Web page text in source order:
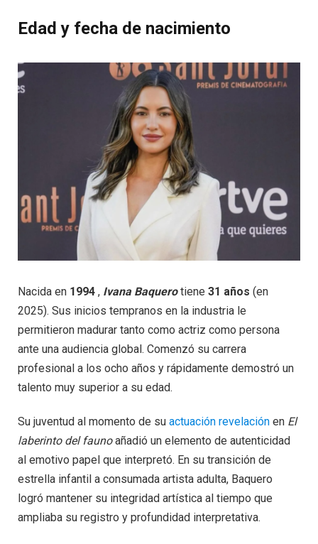
Edad y fecha de nacimiento
Nacida en 1994 , Ivana Baquerotiene 31 años (en
2025). Sus inicios tempranos en la industria le
permitieron madurar tanto como actriz como persona
ante una audiencia global. Comenzó su carrera
profesional a los ocho años y rápidamente demostró un
talento muy superior a su edad.
Su juventud al momento de su actuación revelación en El
laberinto del faunoañadió un elemento de autenticidad
al emotivo papel que interpretó. En su transición de
estrella infantil a consumada artista adulta, Baquero
logró mantener su integridad artística al tiempo que
ampliaba su registro y profundidad interpretativa.